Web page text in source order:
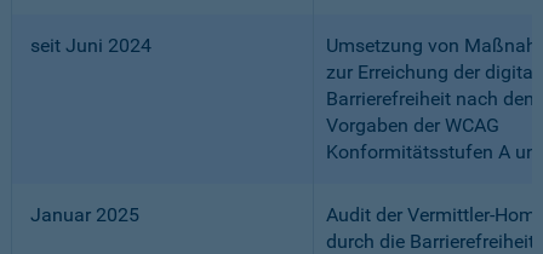
seit Juni 2024
Umsetzung von
zur Erreichung der
Barrierefreiheit nach den
Vorgaben der WCAG
Konformitätsstufen A
Januar 2025
Audit der Vermittler-
durch die